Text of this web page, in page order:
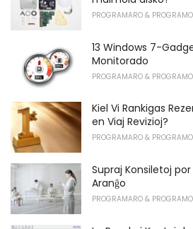
PROGRAMARO &
13 Windows 7-
Monitorado
PROGRAMARO &
Kiel Vi Rankigas
en Viaj Revizioj?
PROGRAMARO &
Supraj Konsiletoj
Aranĝo
PROGRAMARO &